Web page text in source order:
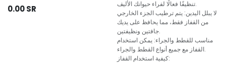
0.00SR
تنظيفًا فعالًا لفراء حيوانك الأليف.
لا يبلل اليدين: يتم ترطيب الجزء الخارجي
من القفاز فقط، مما يحافظ على يديك
جافتين ونظيفتين.
مناسب للقطط والجراء: يمكن استخدام
القفاز مع جميع أنواع القطط والجراء.
كيفية استخدام القفاز: